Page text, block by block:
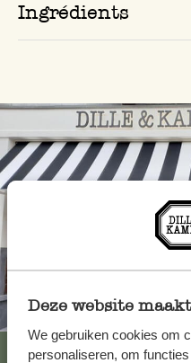
Deze website
We gebruiken cookies om
personaliseren, om
Ingrédients
Toujours à
Voir les 62 magasins